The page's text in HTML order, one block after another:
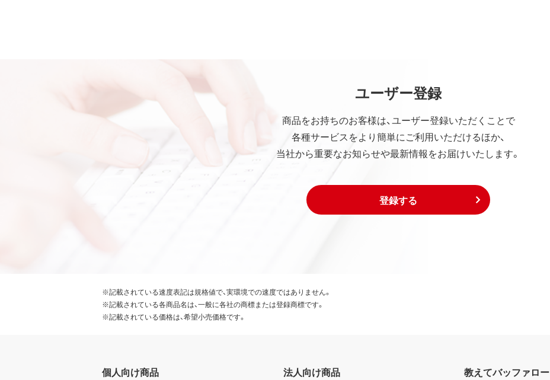
ユーザー登録
商品をお持ちのお客様は、ユーザー登録いただくことで
各種サービスをより簡単にご利用いただけるほか、
当社から重要なお知らせや最新情報をお届けいたします。
登録する
※記載されている速度表記は規格値で、実環境での速度ではありません。
※記載されている各商品名は、一般に各社の商標または登録商標です。
※記載されている価格は、希望小売価格です。
個人向け商品 法人向け商品 教えてバッファロー